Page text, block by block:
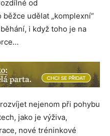
od
udělat „komplexní“
i když toho je na
nejenom při pohybu
jako je výživa,
nové tréninkové